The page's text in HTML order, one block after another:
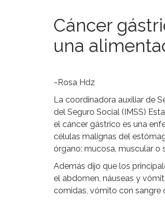
Cáncer
una
~Rosa Hdz
La coordinadora auxiliar de
del Seguro Social (IMSS)
el cáncer gástrico es una
células malignas del
órgano: mucosa, muscular o
Además dijo que los
el abdomen, náuseas y
comidas, vómito con sangre